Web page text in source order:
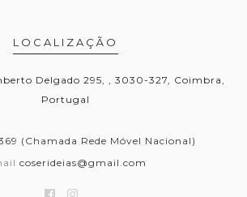
LOCALIZAÇÃO
Delgado 295, , 3030-327, Coimbra,
Portugal
(Chamada Rede Móvel Nacional)
coserideias@gmail.com